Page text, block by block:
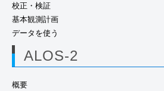
校正・検証
基本観測計画
データを使う
ALOS-2
概要